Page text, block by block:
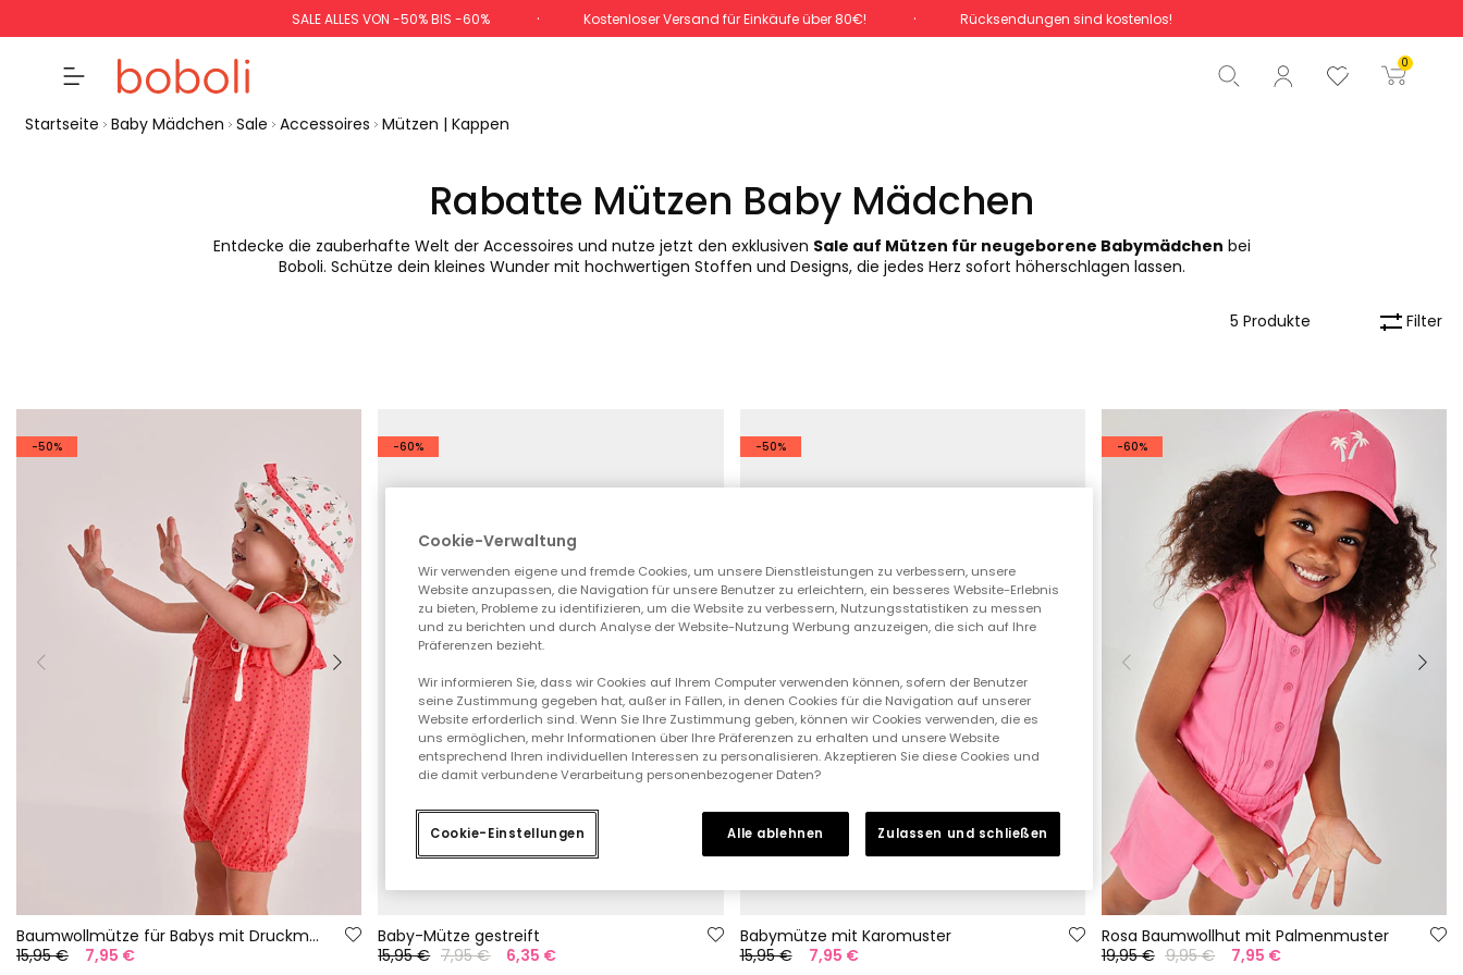
SALE ALLES VON -50% BIS -60% Kostenloser Versand für Einkäufe über 80€! Rücksendungen sind kostenlos!
0
Gesamtbetrag 0,00 €
Start der Bestellung
Startseite Baby Mädchen Sale Accessoires Mützen | Kappen
Rabatte Mützen Baby Mädchen
Entdecke die zauberhafte Welt der Accessoires und nutze jetzt den exklusiven Sale auf Mützen für neugeborene Babymädchen bei
Boboli. Schütze dein kleines Wunder mit hochwertigen Stoffen und Designs, die jedes Herz sofort höherschlagen lassen.
Filter
5 Produkte
-50%
Baumwollmütze für Babys mit Druckmuster
15,95 €
7,95 €
-60%
Baby-Mütze gestreift
15,95 € 7,95 € 6,35 €
-50%
Babymütze mit Karomuster
15,95 €
7,95 €
-60%
Rosa Baumwollhut mit Palmenmuster
19,95 € 9,95 € 7,95 €
Cookie-Verwaltung
Wir verwenden eigene und fremde Cookies, um unsere Dienstleistungen zu verbessern, unsere
Website anzupassen, die Navigation für unsere Benutzer zu erleichtern, ein besseres Website-Erlebnis
zu bieten, Probleme zu identifizieren, um die Website zu verbessern, Nutzungsstatistiken zu messen
und zu berichten und durch Analyse der Website-Nutzung Werbung anzuzeigen, die sich auf Ihre
Präferenzen bezieht.
Wir informieren Sie, dass wir Cookies auf Ihrem Computer verwenden können, sofern der Benutzer
seine Zustimmung gegeben hat, außer in Fällen, in denen Cookies für die Navigation auf unserer
Website erforderlich sind. Wenn Sie Ihre Zustimmung geben, können wir Cookies verwenden, die es
uns ermöglichen, mehr Informationen über Ihre Präferenzen zu erhalten und unsere Website
entsprechend Ihren individuellen Interessen zu personalisieren. Akzeptieren Sie diese Cookies und
die damit verbundene Verarbeitung personenbezogener Daten?
Cookie-Einstellungen Alle ablehnen Zulassen und schließen